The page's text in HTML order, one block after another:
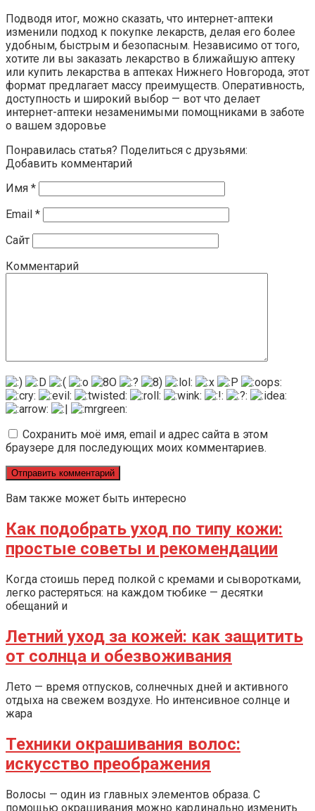
Подводя итог, можно сказать, что интернет-аптеки
изменили подход к покупке лекарств, делая его более
удобным, быстрым и безопасным. Независимо от того,
хотите ли вы заказать лекарство в ближайшую аптеку
или купить лекарства в аптеках Нижнего Новгорода, этот
формат предлагает массу преимуществ. Оперативность,
доступность и широкий выбор — вот что делает
интернет-аптеки незаменимыми помощниками в заботе
о вашем здоровье
Понравилась статья? Поделиться с друзьями:
Добавить комментарий
Имя *
Email *
Сайт
Комментарий
Сохранить моё имя, email и адрес сайта в этом
браузере для последующих моих комментариев.
Вам также может быть интересно
Как подобрать уход по типу кожи:
простые советы и рекомендации
Когда стоишь перед полкой с кремами и сыворотками,
легко растеряться: на каждом тюбике — десятки
обещаний и
Летний уход за кожей: как защитить
от солнца и обезвоживания
Лето — время отпусков, солнечных дней и активного
отдыха на свежем воздухе. Но интенсивное солнце и
жара
Техники окрашивания волос:
искусство преображения
Волосы — один из главных элементов образа. С
помощью окрашивания можно кардинально изменить